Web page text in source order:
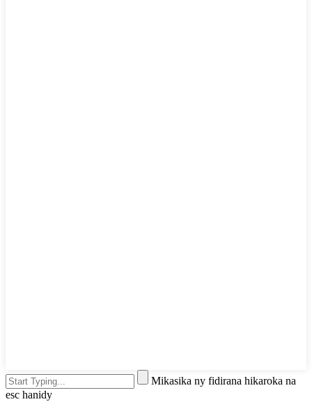
Mikasika ny fidirana hikaroka na
esc hanidy